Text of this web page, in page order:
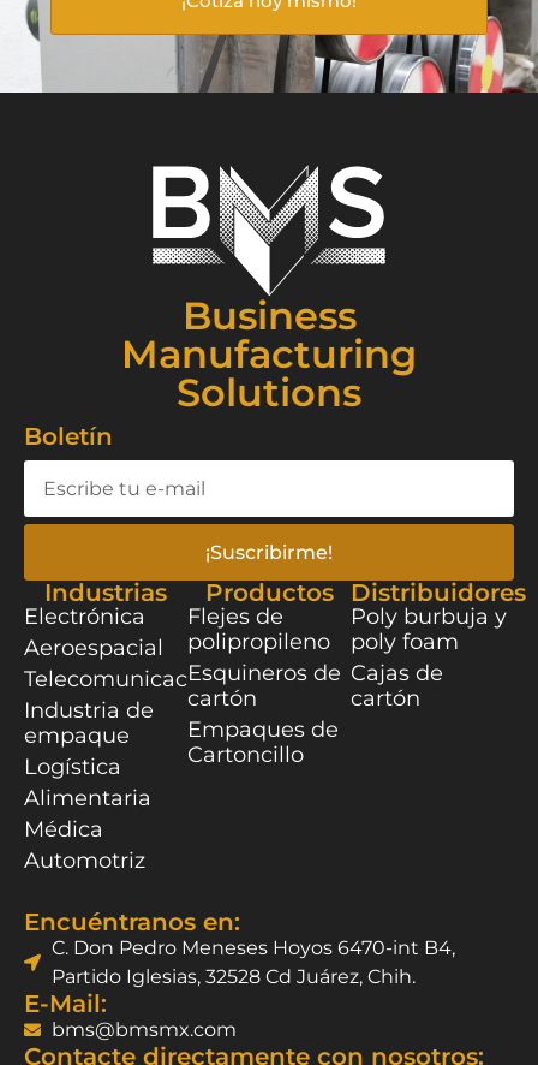
Business
Manufacturing
Solutions
Boletín
¡Suscribirme!
Industrias
Electrónica
Aeroespacial
Telecomunicaciones
Industria de
empaque
Logística
Alimentaria
Médica
Automotriz
Productos
Flejes de
polipropileno
Esquineros de
cartón
Empaques de
Cartoncillo
Distribuidores
Poly burbuja y
poly foam
Cajas de
cartón
Encuéntranos en:
C. Don Pedro Meneses Hoyos 6470-int B4,
Partido Iglesias, 32528 Cd Juárez, Chih.
E-Mail:
bms@bmsmx.com
Contacte directamente con nosotros: